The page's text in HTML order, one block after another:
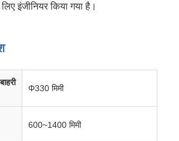
इंजीनियर किया गया है।
Φ330 मिमी
600~1400 मिमी